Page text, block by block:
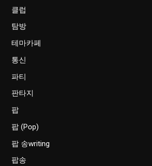
클럽
탐방
테마카페
통신
파티
판타지
팝
팝 (Pop)
팝 송writing
팝송